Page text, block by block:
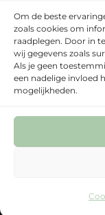
Om de beste
zoals cookies om
raadplegen. Door in
wij gegevens zoals
Als je geen
een nadelige invloed
mogelijkheden.
Zaterdag
Zondag
|